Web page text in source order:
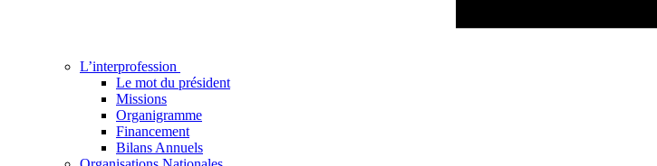
L’interprofession
Le mot du président
Missions
Organigramme
Financement
Bilans Annuels